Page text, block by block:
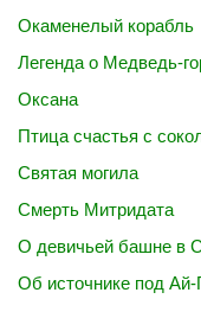
Окаменелый корабль
Легенда о Медведь-
Оксана
Птица счастья с
Святая могила
Смерть Митридата
О девичьей башне в
Об источнике под Ай-